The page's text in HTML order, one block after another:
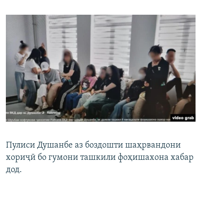
Пулиси Душанбе аз боздошти шаҳрвандони
хориҷӣ бо гумони ташкили фоҳишахона хабар
дод.